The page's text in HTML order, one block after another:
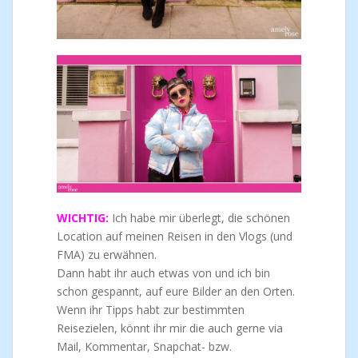
WICHTIG: Ich habe mir überlegt, die schönen
Location auf meinen Reisen in den Vlogs (und
FMA) zu erwähnen.
Dann habt ihr auch etwas von und ich bin
schon gespannt, auf eure Bilder an den Orten.
Wenn ihr Tipps habt zur bestimmten
Reisezielen, könnt ihr mir die auch gerne via
Mail, Kommentar, Snapchat- bzw.